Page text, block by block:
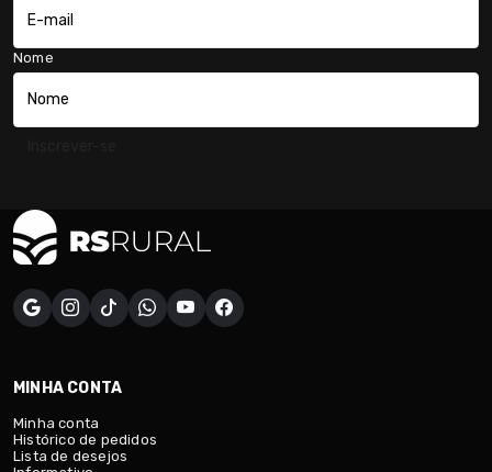
Nome
MINHA CONTA
Minha conta
Histórico de pedidos
Lista de desejos